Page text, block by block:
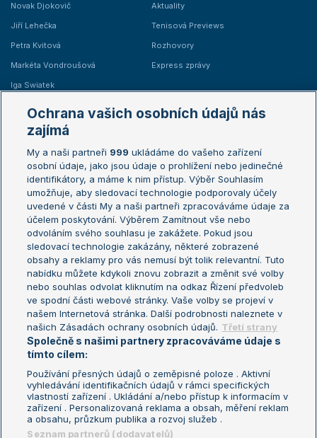
Novak Djokovič
Jiří Lehečka
Petra Kvitová
Markéta Vondroušová
Iga Swiatek
Aktuality
Tenisová Previews
Rozhovory
Express zprávy
Žebříčky
Žebříček ATP (muži)
Žebříček WTA (ženy)
Sázkařský žebříček
Australian Open
French Open
Wimbledon
US Open
Turnaj mistrů
Turnaj mistryň
Aktualní trendy
Fotbalové přestupy
Livesport Daily
LS Prague Open
Podmínky užití
Nastavení soukromí
GDPR a žurnalistika
Reklama
Kontakt
Informace o zpracování osobních
údajů
Ochrana vašich osobních údajů nás
zajímá
My a naši partneři 999 ukládáme do vašeho zařízení
osobní údaje, jako jsou údaje o prohlížení nebo jedinečné
identifikátory, a máme k nim přístup. Výběr Souhlasím
umožňuje, aby sledovací technologie podporovaly účely
uvedené v části My a naši partneři zpracováváme údaje za
účelem poskytování. Výběrem Zamítnout vše nebo
odvoláním svého souhlasu je zakážete. Pokud jsou
sledovací technologie zakázány, některé zobrazené
obsahy a reklamy pro vás nemusí být tolik relevantní. Tuto
nabídku můžete kdykoli znovu zobrazit a změnit své volby
nebo souhlas odvolat kliknutím na odkaz Řízení předvoleb
ve spodní části webové stránky. Vaše volby se projeví v
našem Internetová stránka. Další podrobnosti naleznete v
našich Zásadách ochrany osobních údajů. Třetí strany
Společně s našimi partnery zpracováváme údaje s
tímto cílem:
Používání přesných údajů o zeměpisné poloze . Aktivní
vyhledávání identifikačních údajů v rámci specifických
vlastností zařízení . Ukládání a/nebo přístup k informacím v
zařízení . Personalizovaná reklama a obsah, měření reklam
a obsahu, průzkum publika a rozvoj služeb .
Seznam partnerů (dodavatelů)